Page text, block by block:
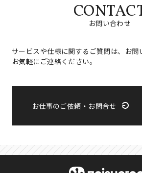
お問い合わせ
サービスや仕様に関するご質問は、お問
お気軽にご連絡ください。
お仕事のご依頼・お問合せ